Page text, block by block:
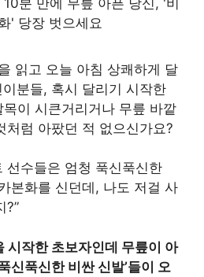
읽고 오늘 아침 상쾌하게 달
분들, 혹시 달리기 시작한
이 시큰거리거나 무릎 바깥
처럼 아팠던 적 없으신가요?
선수들은 엄청 푹신푹신한
본화를 신던데, 나도 저걸 사
?”
시작한 초보자인데 무릎이 아
신푹신한 비싼 신발’들이 오